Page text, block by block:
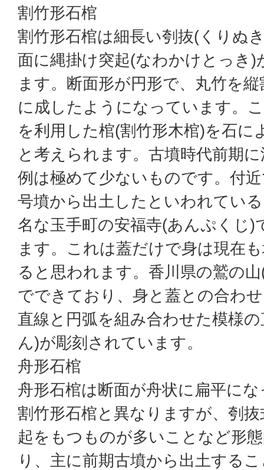
割竹形石棺
割竹形石棺は細長い刳抜(くりぬ
面に縄掛け突起(なわかけとっき)
ます。断面形が円形で、丸竹を
に成したようになっています。
を利用した棺(割竹形木棺)を石に
と考えられます。古墳時代前期
例は極めて少ないものです。付
号墳から出土したといわれてい
名な玉手町の安福寺(あんぷくじ)
ます。これは蓋だけで身は現在
ると思われます。香川県の鷲の
でできており、身と蓋との合わ
直線と円弧を組み合わせた模様
ん)が彫刻されています。
舟形石棺
舟形石棺は断面が舟状に扁平に
割竹形石棺と異なりますが、刳
起をもつものが多いことなど形
り、主に前期古墳から出土する